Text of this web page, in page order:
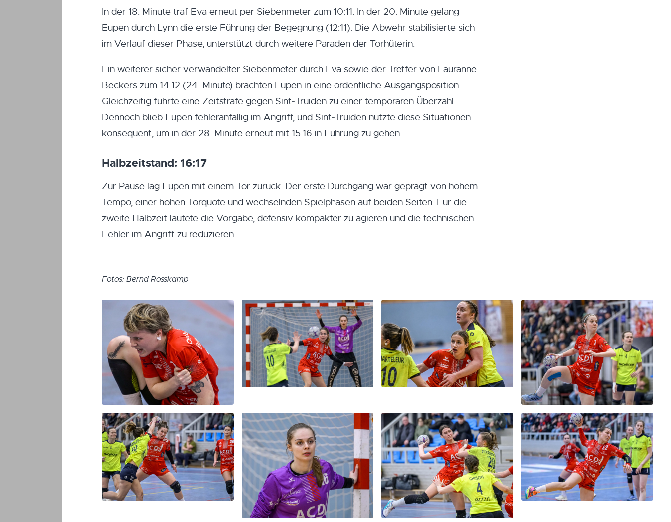
In der 18. Minute traf Eva erneut per Siebenmeter zum 10:11. In der 20. Minute gelang
Eupen durch Lynn die erste Führung der Begegnung (12:11). Die Abwehr stabilisierte sich
im Verlauf dieser Phase, unterstützt durch weitere Paraden der Torhüterin.
Ein weiterer sicher verwandelter Siebenmeter durch Eva sowie der Treffer von Lauranne
Beckers zum 14:12 (24. Minute) brachten Eupen in eine ordentliche Ausgangsposition.
Gleichzeitig führte eine Zeitstrafe gegen Sint‑Truiden zu einer temporären Überzahl.
Dennoch blieb Eupen fehleranfällig im Angriff, und Sint‑Truiden nutzte diese Situationen
konsequent, um in der 28. Minute erneut mit 15:16 in Führung zu gehen.
Halbzeitstand: 16:17
Zur Pause lag Eupen mit einem Tor zurück. Der erste Durchgang war geprägt von hohem
Tempo, einer hohen Torquote und wechselnden Spielphasen auf beiden Seiten. Für die
zweite Halbzeit lautete die Vorgabe, defensiv kompakter zu agieren und die technischen
Fehler im Angriff zu reduzieren.
Fotos: Bernd Rosskamp